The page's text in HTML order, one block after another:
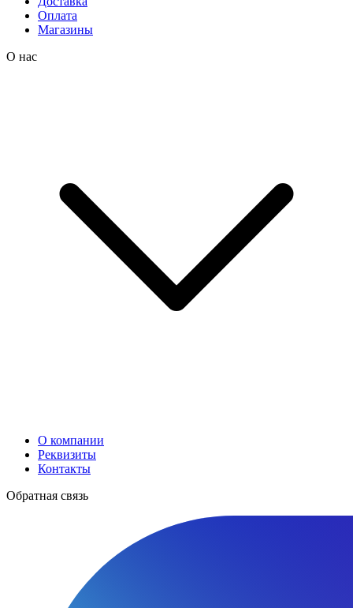
Оплата
Магазины
О нас
О компании
Реквизиты
Контакты
Обратная связь